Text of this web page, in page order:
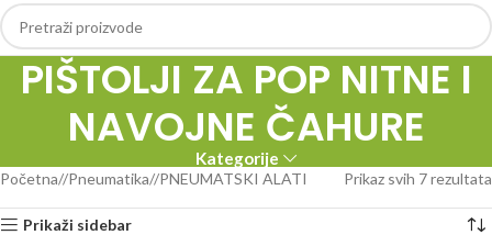
PIŠTOLJI ZA POP NITNE I
NAVOJNE ČAHURE
Kategorije
Početna/ Pneumatika/ PNEUMATSKI ALATI Prikaz svih 7 rezultata
Prikaži sidebar